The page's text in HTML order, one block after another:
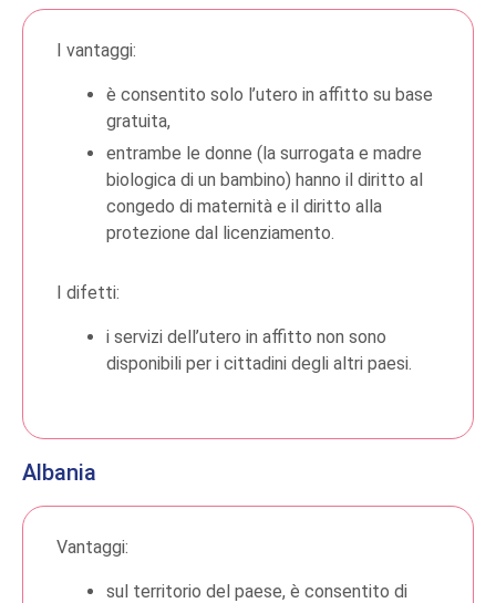
I vantaggi:
è consentito solo l’utero in affitto su base
gratuita,
entrambe le donne (la surrogata e madre
biologica di un bambino) hanno il diritto al
congedo di maternità e il diritto alla
protezione dal licenziamento.
I difetti:
i servizi dell’utero in affitto non sono
disponibili per i cittadini degli altri paesi.
Albania
Vantaggi:
sul territorio del paese, è consentito di